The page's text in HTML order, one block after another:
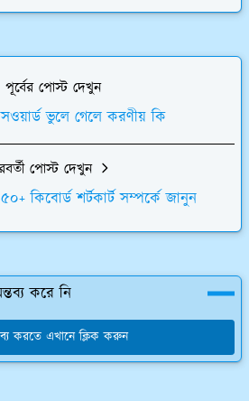
পূর্বের পোস্ট দেখুন
ভুলে গেলে করণীয় কি
পোস্ট দেখুন
কিবোর্ড শর্টকার্ট সম্পর্কে জানুন
করে নি
করতে এখানে ক্লিক করুন